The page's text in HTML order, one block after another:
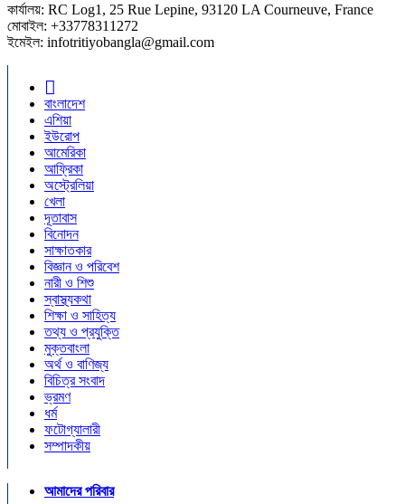
কার্যালয়: RC Log1, 25 Rue Lepine, 93120 LA Courneuve, France
মোবাইল: +33778311272
ইমেইল: infotritiyobangla@gmail.com
বাংলাদেশ
এশিয়া
ইউরোপ
আমেরিকা
আফ্রিকা
অস্ট্রেলিয়া
খেলা
দূতাবাস
বিনোদন
সাক্ষাতকার
বিজ্ঞান ও পরিবেশ
নারী ও শিশু
স্বাস্থ্যকথা
শিক্ষা ও সাহিত্য
তথ্য ও প্রযুক্তি
মুক্তবাংলা
অর্থ ও বাণিজ্য
বিচিত্র সংবাদ
ভ্রমণ
ধর্ম
ফটোগ্যালারী
সম্পাদকীয়
আমাদের পরিবার